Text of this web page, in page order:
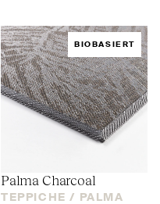
BIOBASIERT
Palma Charcoal
TEPPICHE / PALMA